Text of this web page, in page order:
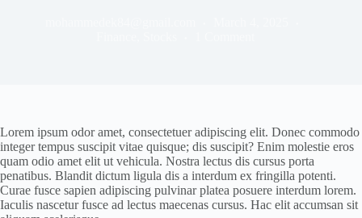
Lorem ipsum odor amet, consectetuer adipiscing elit. Donec commodo
integer tempus suscipit vitae quisque; dis suscipit? Enim molestie eros
quam odio amet elit ut vehicula. Nostra lectus dis cursus porta
penatibus. Blandit dictum ligula dis a interdum ex fringilla potenti.
Curae fusce sapien adipiscing pulvinar platea posuere interdum lorem.
Iaculis nascetur fusce ad lectus maecenas cursus. Hac elit accumsan sit